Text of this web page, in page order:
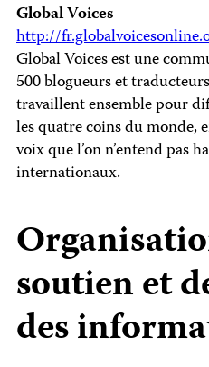
Global Voices
http://
Global Voices est une
500 blogueurs et
travaillent ensemble pour
les quatre coins du monde,
voix que l’on n’entend pas
internationaux.
soutien et
des